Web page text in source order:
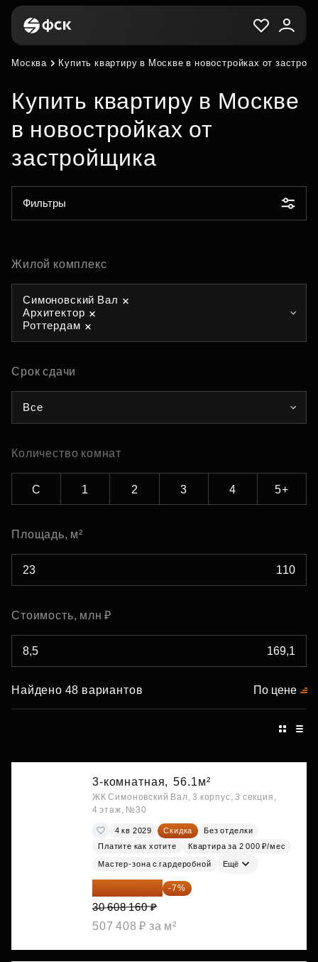
Москва Купить квартиру в Москве в новостройках от
Купить квартиру в Москве
в новостройках от
застройщика
Фильтры
Жилой комплекс
Симоновский Вал
Архитектор
Роттердам
Срок сдачи
Все
Количество комнат
С 1 2 3 4 5+
Площадь, м²
Стоимость, млн ₽
Найдено 48 вариантов По цене
3-комнатная, 56.1м²
ЖК Симоновский Вал, 3 корпус, 3 секция,
4 этаж, №30
4 кв 2029 Скидка
Без отделки
Платите как хотите
Квартира за 2 000 ₽/мес
Мастер-зона с гардеробной Ещё
28 465 589 ₽ -7%
30 608 160 ₽
507 408 ₽ за м²